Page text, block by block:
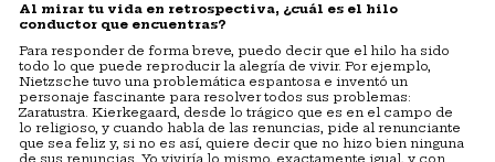
Al mirar tu vida en retrospectiva, ¿cuál es el hilo
conductor que encuentras?
Para responder de forma breve, puedo decir que el hilo ha sido
todo lo que puede reproducir la alegría de vivir. Por ejemplo,
Nietzsche tuvo una problemática espantosa e inventó un
personaje fascinante para resolver todos sus problemas:
Zaratustra. Kierkegaard, desde lo trágico que es en el campo de
lo religioso, y cuando habla de las renuncias, pide al renunciante
que sea feliz y, si no es así, quiere decir que no hizo bien ninguna